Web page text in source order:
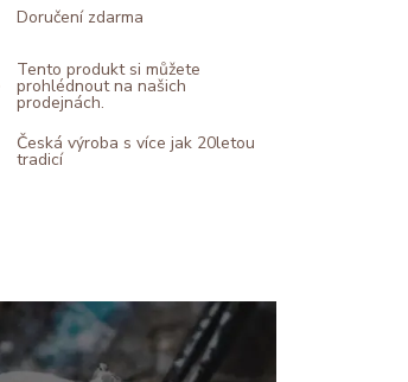
Doručení zdarma
Tento produkt si můžete
prohlédnout na našich
prodejnách.
Česká výroba s více jak 20letou
tradicí